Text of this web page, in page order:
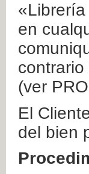
en
(ver
El
del bien